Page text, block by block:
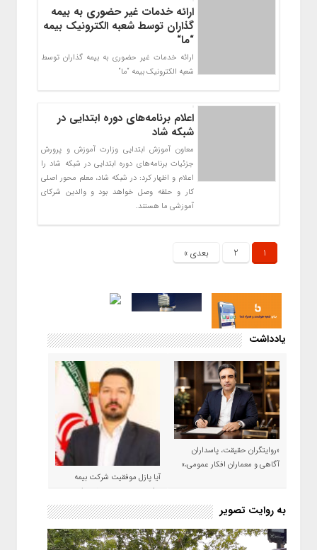
ارائه خدمات غیر حضوری به بیمه
گذاران توسط شعبه الکترونیک بیمه
“ما“
ارائه خدمات غیر حضوری به بیمه گذاران توسط
شعبه الکترونیک بیمه “ما“
اعلام برنامه‌های دوره ابتدایی در
شبکه شاد
معاون آموزش ابتدایی وزارت آموزش و پرورش
جزئیات برنامه‌های دوره ابتدایی در شبکه شاد را
اعلام و اظهار کرد: در شبکه شاد، معلم محور اصلی
کار و حلقه وصل خواهد بود و والدین شرکای
آموزشی ما هستند.
1
2 بعدی »
یادداشت
«روایتگران حقیقت، پاسداران
آگاهی و معماران افکار عمومی،»
آیا پازل موفقیت شرکت بیمه
حکمت صبا در سال ۱۴۰۵ کامل می
شود؟!
به روایت تصویر